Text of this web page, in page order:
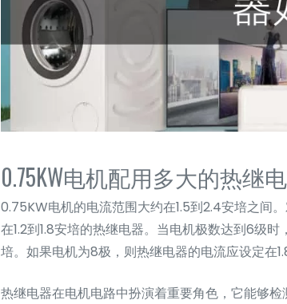
0.75KW电机配用多大的热继
0.75KW电机的电流范围大约在1.5到2.4安培之间
在1.2到1.8安培的热继电器。当电机极数达到6级
培。如果电机为8极，则热继电器的电流应设定在
热继电器在电机电路中扮演着重要角色，它能够